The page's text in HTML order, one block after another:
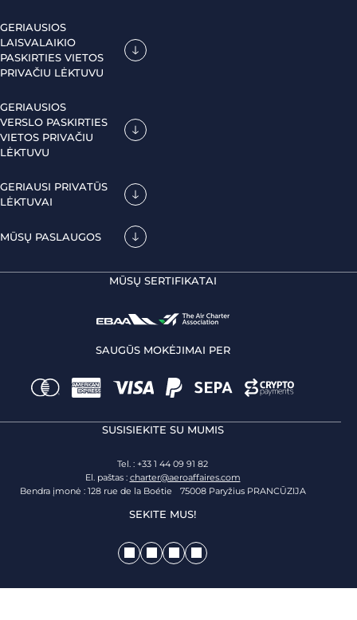
GERIAUSIOS
LAISVALAIKIO
PASKIRTIES VIETOS
PRIVAČIU LĖKTUVU
GERIAUSIOS
VERSLO PASKIRTIES
VIETOS PRIVAČIU
LĖKTUVU
GERIAUSI PRIVATŪS
LĖKTUVAI
MŪSŲ PASLAUGOS
MŪSŲ SERTIFIKATAI
SAUGŪS MOKĖJIMAI PER
SUSISIEKITE SU MUMIS
Tel. : +33 1 44 09 91 82
El. paštas : charter@aeroaffaires.com
Bendra įmonė : 128 rue de la Boétie 75008 Paryžius PRANCŪZIJA
SEKITE MUS!